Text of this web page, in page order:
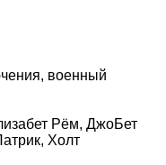
военный
Рём, ДжоБет
Холт